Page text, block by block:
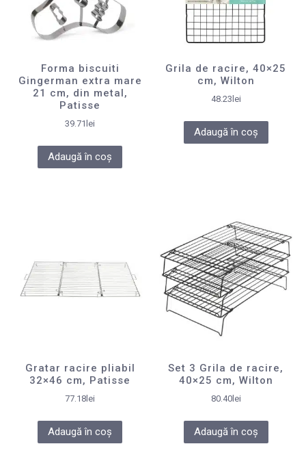
Forma biscuiti
Gingerman extra mare
21 cm, din metal,
Patisse
39.71 lei
Adaugă în coș
Grila de racire, 40×25
cm, Wilton
48.23 lei
Adaugă în coș
Gratar racire pliabil
32×46 cm, Patisse
77.18 lei
Adaugă în coș
Set 3 Grila de racire,
40×25 cm, Wilton
80.40lei
Adaugă în coș